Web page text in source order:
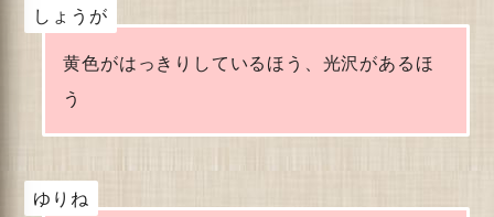
しょうが
黄色がはっきりしているほう、光沢があるほ
う
ゆりね